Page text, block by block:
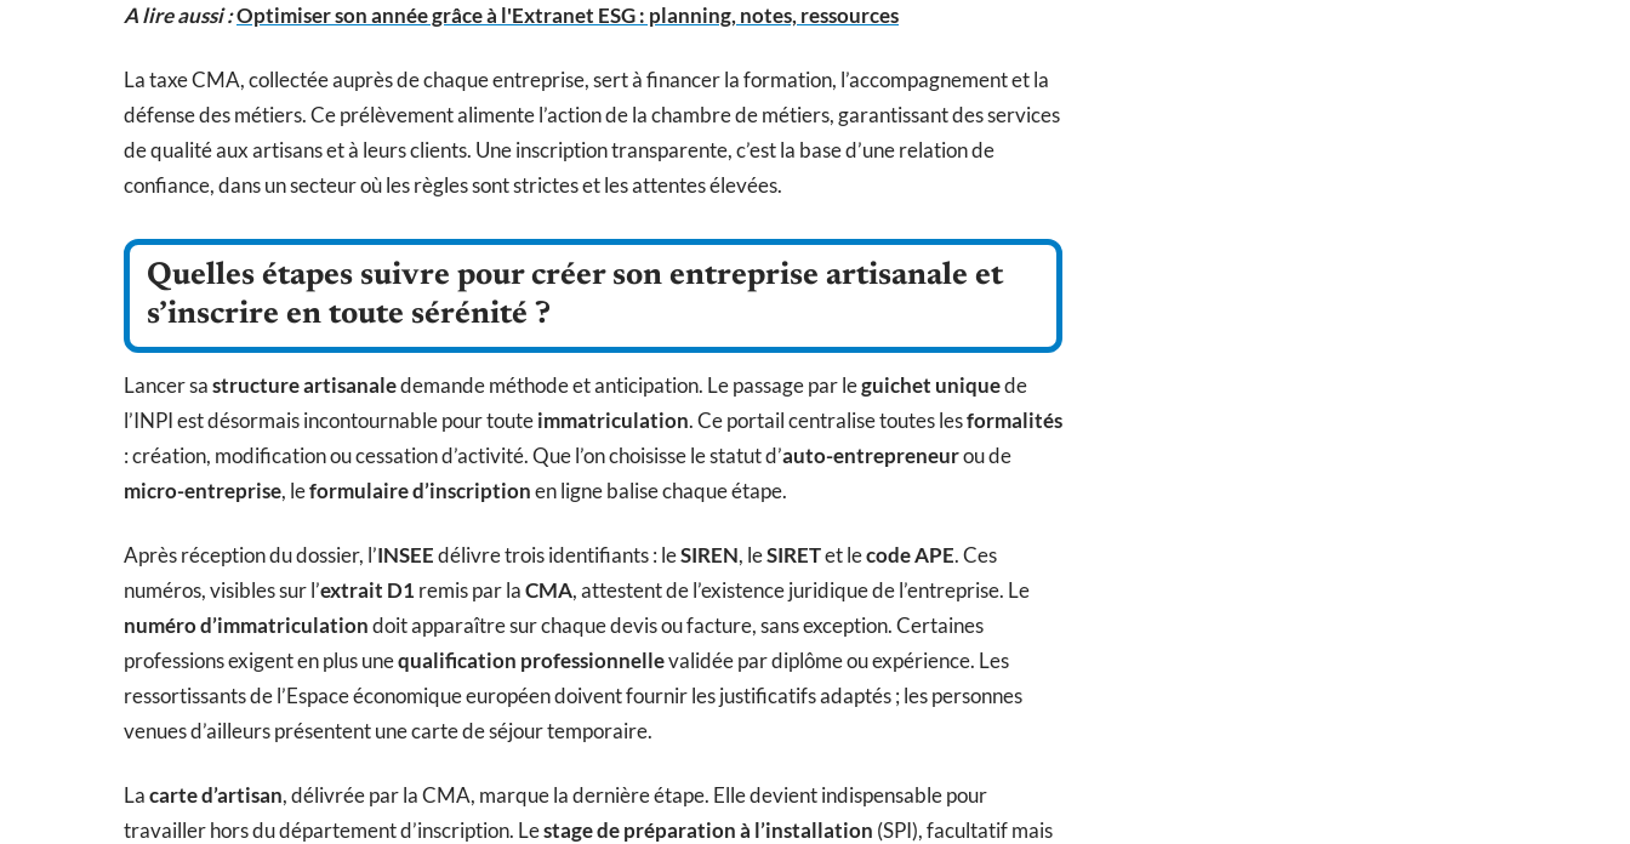
A lire aussi :Optimiser son année grâce à l'Extranet ESG : planning, notes, ressources
La taxe CMA, collectée auprès de chaque entreprise, sert à financer la formation, l’accompagnement et la
défense des métiers. Ce prélèvement alimente l’action de la chambre de métiers, garantissant des services
de qualité aux artisans et à leurs clients. Une inscription transparente, c’est la base d’une relation de
confiance, dans un secteur où les règles sont strictes et les attentes élevées.
Quelles étapes suivre pour créer son entreprise artisanale et
s’inscrire en toute sérénité ?
Lancer sastructure artisanaledemande méthode et anticipation. Le passage par leguichet uniquede
l’INPI est désormais incontournable pour touteimmatriculation. Ce portail centralise toutes lesformalités
: création, modification ou cessation d’activité. Que l’on choisisse le statut d’auto-entrepreneurou de
micro-entreprise, leformulaire d’inscriptionen ligne balise chaque étape.
Après réception du dossier, l’INSEEdélivre trois identifiants : leSIREN, leSIRETet lecode APE. Ces
numéros, visibles sur l’extrait D1 remis par laCMA, attestent de l’existence juridique de l’entreprise. Le
numéro d’immatriculationdoit apparaître sur chaque devis ou facture, sans exception. Certaines
professions exigent en plus unequalification professionnellevalidée par diplôme ou expérience. Les
ressortissants de l’Espace économique européen doivent fournir les justificatifs adaptés ; les personnes
venues d’ailleurs présentent une carte de séjour temporaire.
Lacarte d’artisan, délivrée par la CMA, marque la dernière étape. Elle devient indispensable pour
travailler hors du département d’inscription. Lestage de préparation à l’installation (SPI), facultatif mais